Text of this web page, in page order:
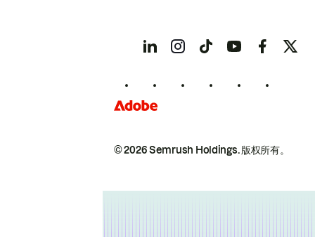
© 2026 Semrush Holdings.版权所有。